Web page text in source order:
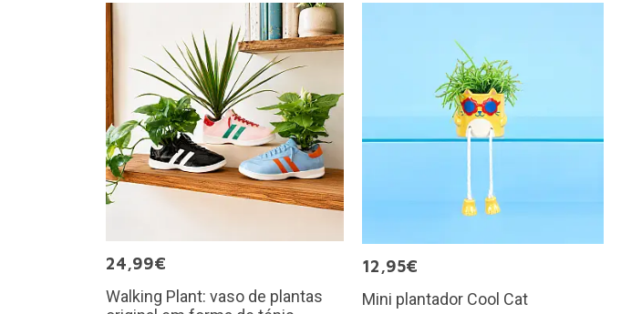
24,99€
Walking Plant: vaso de plantas
12,95€
Mini plantador Cool Cat